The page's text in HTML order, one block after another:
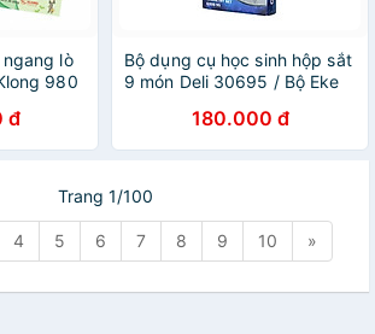
lò
980
đ
Bộ dụng cụ học sinh hộp sắt
9 món Deli 30695 / Bộ Eke
180.000 đ
Trang 1/100
4 5 6 7 8 9 10 »